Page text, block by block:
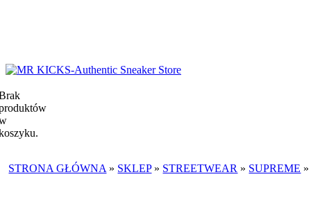
STRONA GŁÓWNA » SKLEP» STREETWEAR » SUPREME »